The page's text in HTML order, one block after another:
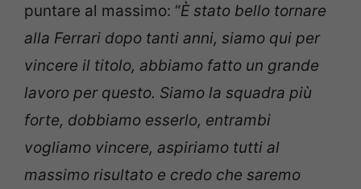
puntare al massimo: “È stato bello tornare
alla Ferrari dopo tanti anni, siamo qui per
vincere il titolo, abbiamo fatto un grande
lavoro per questo. Siamo la squadra più
forte, dobbiamo esserlo, entrambi
vogliamo vincere, aspiriamo tutti al
massimo risultato e credo che saremo